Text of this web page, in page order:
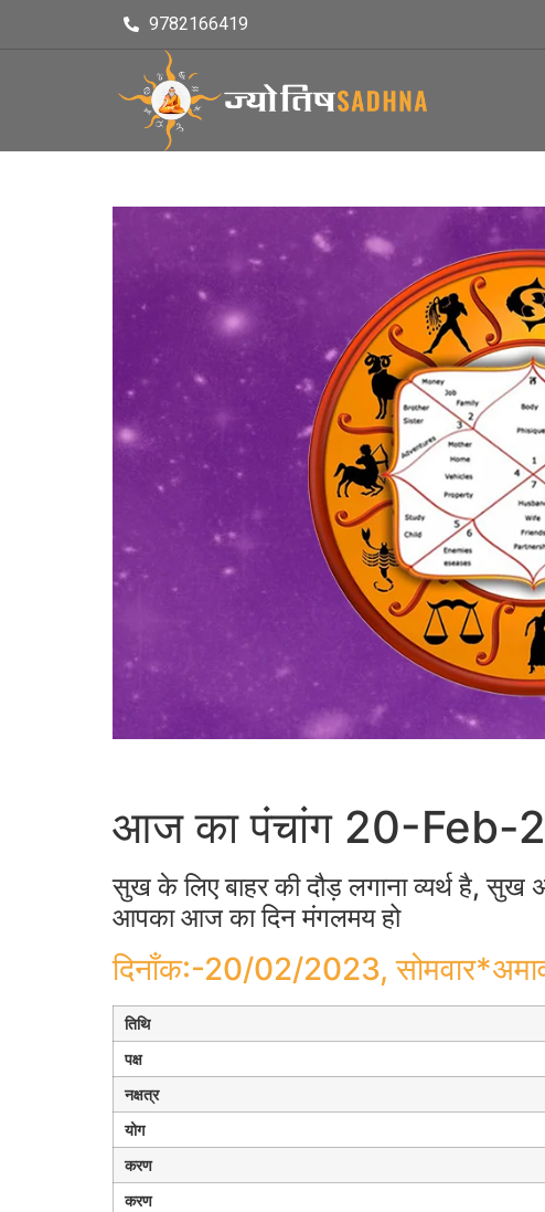
9782166419
आज का पंचांग 20-Feb-
सुख के लिए बाहर की दौड़ लगाना व्यर्थ है, सुख
आपका आज का दिन मंगलमय हो
दिनाँक:-20/02/2023,
तिथि
पक्ष
नक्षत्र
योग
करण
करण